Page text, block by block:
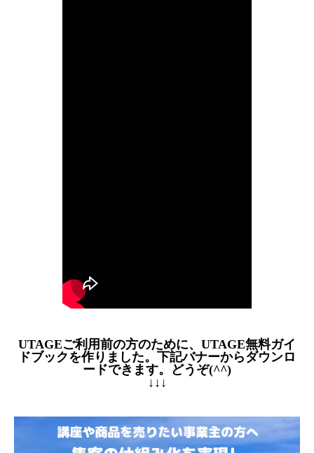
UTAGEご利用前の方のために、UTAGE無料ガイ
ドブックを作りました。下記バナーからダウンロ
ードできます。どうぞ(^^)
↓↓↓